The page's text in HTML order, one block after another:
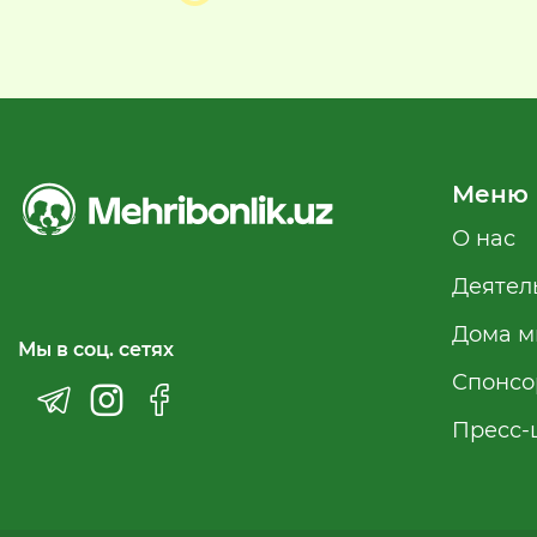
Мы в соц. сетях
Меню
О нас
Дома
Пресс-